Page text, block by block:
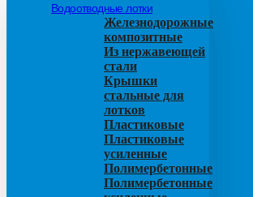
Водоотводные лотки
Железнодорожные
композитные
Из нержавеющей
стали
Крышки
стальные для
лотков
Пластиковые
Пластиковые
усиленные
Полимербетонные
Полимербетонные